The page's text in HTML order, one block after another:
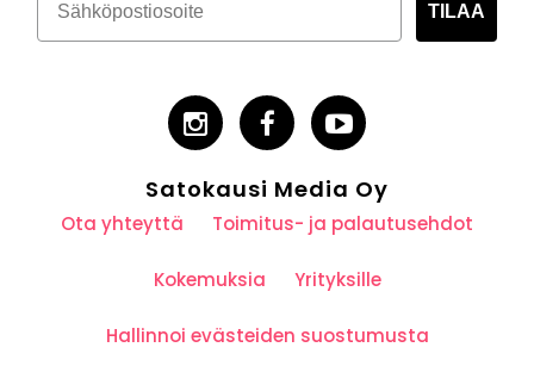
TILAA
Satokausi Media Oy
Ota yhteyttä Toimitus- ja palautusehdot
Kokemuksia Yrityksille
Hallinnoi evästeiden suostumusta